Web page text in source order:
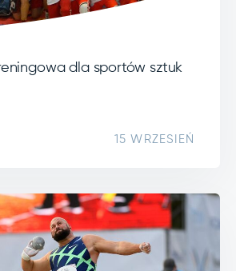
dla sportów sztuk
15 WRZESIEŃ